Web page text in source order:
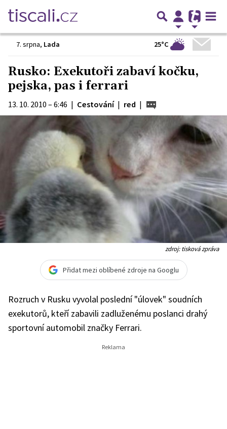
7. srpna, Lada 25°C
Rusko: Exekutoři zabaví kočku,
pejska, pas i ferrari
13. 10. 2010 – 6:46 | Cestování | red |
zdroj: tisková zpráva
Přidat mezi oblíbené zdroje na Googlu
Rozruch v Rusku vyvolal poslední "úlovek" soudních
exekutorů, kteří zabavili zadluženému poslanci drahý
sportovní automobil značky Ferrari.